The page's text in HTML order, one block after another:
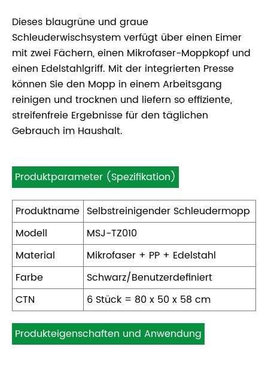
Dieses blaugrüne und graue
Schleuderwischsystem verfügt über einen Eimer
mit zwei Fächern, einen Mikrofaser-Moppkopf und
einen Edelstahlgriff. Mit der integrierten Presse
können Sie den Mopp in einem Arbeitsgang
reinigen und trocknen und liefern so effiziente,
streifenfreie Ergebnisse für den täglichen
Gebrauch im Haushalt.
Produktparameter (Spezifikation)
Produktname Selbstreinigender Schleudermopp
Modell
MSJ-TZ010
Material
Mikrofaser + PP + Edelstahl
Farbe
Schwarz/Benutzerdefiniert
CTN
6 Stück = 80 x 50 x 58 cm
Produkteigenschaften und Anwendung